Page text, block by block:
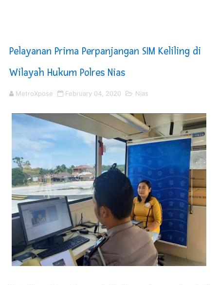
DPRD Madina Setujui Ranperda Pertanggungjawaban
Kurve Kecamatan Medan Tembung Antisipasi Banjir
Optimalkan Efisiensi Anggaran, Bupati Taput JTP
Pelayanan Prima Perpanjangan SIM Keliling di
Wilayah Hukum Polres Nias
MetroXpose February 04, 2020 Nias